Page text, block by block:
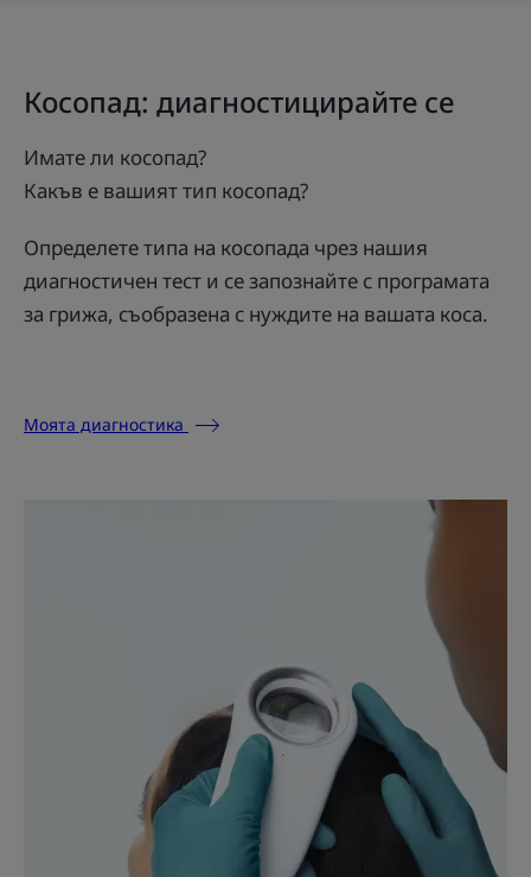
Косопад: диагностицирайте се
Имате ли косопад?
Какъв е вашият тип косопад?
Определете типа на косопада чрез нашия
диагностичен тест и се запознайте с програмата
за грижа, съобразена с нуждите на вашата коса.
Моята диагностика